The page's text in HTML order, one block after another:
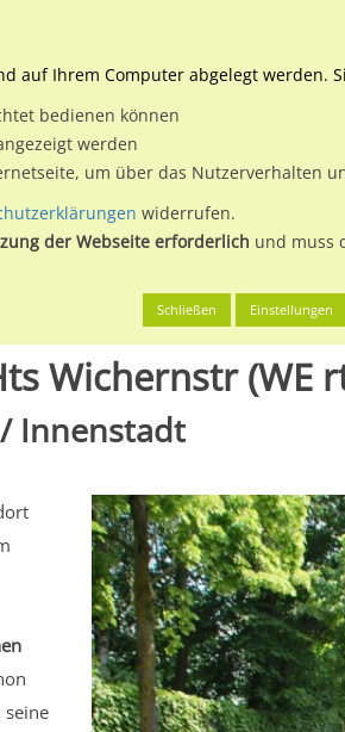
& Buchen Plakatwerbung
Gütersloh, Stadt Brockhäger
Wichernstr (WE
Innenstadt
auf Ihrem Computer abgelegt werden.
bedienen können
werden
um über das Nutzerverhalten
widerrufen.
der Webseite erforderlich und muss
Schließen Einstellungen